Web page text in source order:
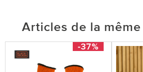
Articles de la
-37%